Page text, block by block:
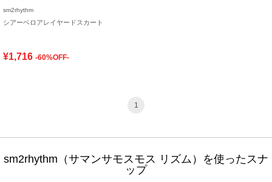
sm2rhythm
シアーベロアレイヤードスカート
¥1,716 -60%OFF-
1
sm2rhythm（サマンサモスモス リズム）を使ったスナ
ップ